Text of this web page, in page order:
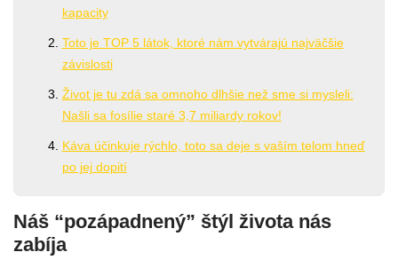
kapacity
Toto je TOP 5 látok, ktoré nám vytvárajú najväčšie
závislosti
Život je tu zdá sa omnoho dlhšie než sme si mysleli:
Našli sa fosílie staré 3,7 miliardy rokov!
Káva účinkuje rýchlo, toto sa deje s vaším telom hneď
po jej dopití
Náš “pozápadnený” štýl života nás
zabíja